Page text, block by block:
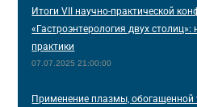
Итоги VII научно-практической
«Гастроэнтерология двух
практики
07.07.2025 21:00:00
Применение плазмы,